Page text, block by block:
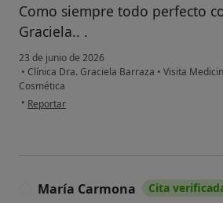
Como siempre todo perfecto
Graciela.. .
23 de junio de 2026
• Clínica Dra. Graciela Barraza • Visita
Cosmética
• en opinión del usuario A GG
Reportar
María Carmona Cita